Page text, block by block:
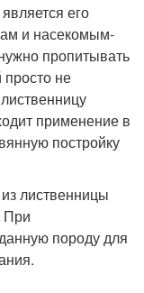
его
и насекомым-
пропитывать
не
применение в
постройку
лиственницы
При
породу для